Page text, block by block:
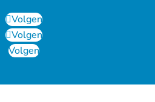
Volgen
Volgen
Volgen